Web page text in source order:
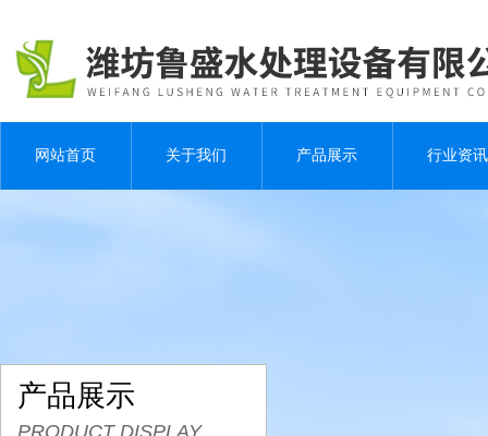
网站首页 关于我们 产品展示 行业资讯
产品展示
PRODUCT DISPLAY